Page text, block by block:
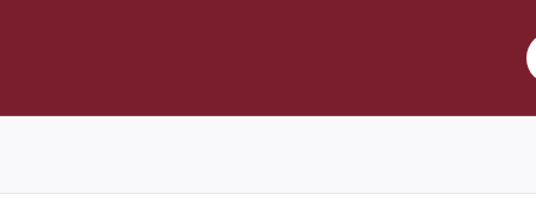
y Gimnasia y Esgrima (La Plata) disputado el